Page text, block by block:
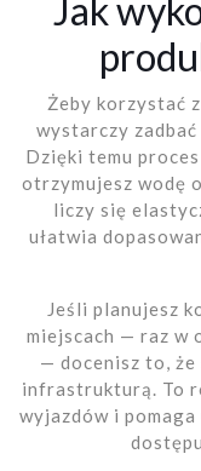
Jak
Żeby korzystać
wystarczy zadbać
Dzięki temu
otrzymujesz wodę
liczy się
ułatwia
Jeśli planujesz
miejscach — raz w
— docenisz to,
infrastrukturą. To
wyjazdów i